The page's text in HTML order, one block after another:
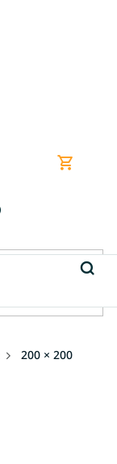
Nákupní
200 × 200